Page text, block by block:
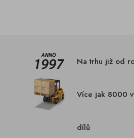
Na trhu již od
Více jak 8000
dílů